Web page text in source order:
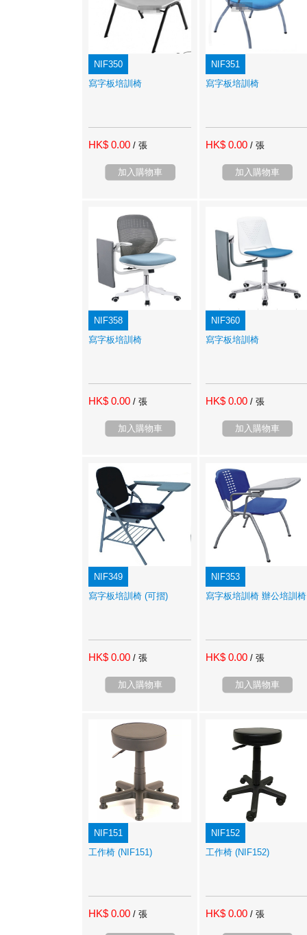
NIF350
寫字板培訓椅
HK$ 0.00 / 張
加入購物車
NIF351
寫字板培訓椅
HK$ 0.00 / 張
加入購物車
NIF358
寫字板培訓椅
HK$ 0.00 / 張
加入購物車
NIF360
寫字板培訓椅
HK$ 0.00 / 張
加入購物車
NIF349
寫字板培訓椅 (可摺)
HK$ 0.00 / 張
加入購物車
NIF353
寫字板培訓椅 辦公培訓椅
HK$ 0.00 / 張
加入購物車
NIF151
工作椅 (NIF151)
HK$ 0.00 / 張
NIF152
工作椅 (NIF152)
HK$ 0.00 / 張